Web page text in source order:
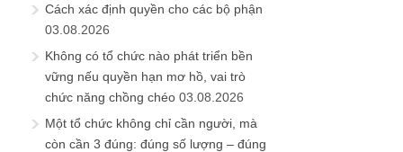
Cách xác định quyền cho các bộ phận
03.08.2026
Không có tổ chức nào phát triển bền
vững nếu quyền hạn mơ hồ, vai trò
chức năng chồng chéo 03.08.2026
Một tổ chức không chỉ cần người, mà
còn cần 3 đúng: đúng số lượng – đúng